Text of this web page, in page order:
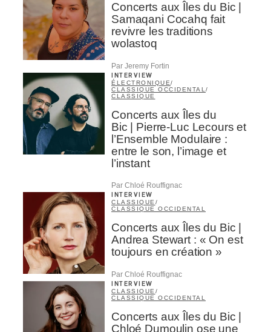
Concerts aux Îles du Bic |
Samaqani Cocahq fait
revivre les traditions
wolastoq
Par Jeremy Fortin
INTERVIEW
ÉLECTRONIQUE/
CLASSIQUE OCCIDENTAL /
CLASSIQUE
Concerts aux Îles du
Bic | Pierre-Luc Lecours et
l’Ensemble Modulaire :
entre le son, l’image et
l’instant
Par Chloé Rouffignac
INTERVIEW
CLASSIQUE /
CLASSIQUE OCCIDENTAL
Concerts aux Îles du Bic |
Andrea Stewart : « On est
toujours en création »
Par Chloé Rouffignac
INTERVIEW
CLASSIQUE /
CLASSIQUE OCCIDENTAL
Concerts aux Îles du Bic |
Chloé Dumoulin ose une